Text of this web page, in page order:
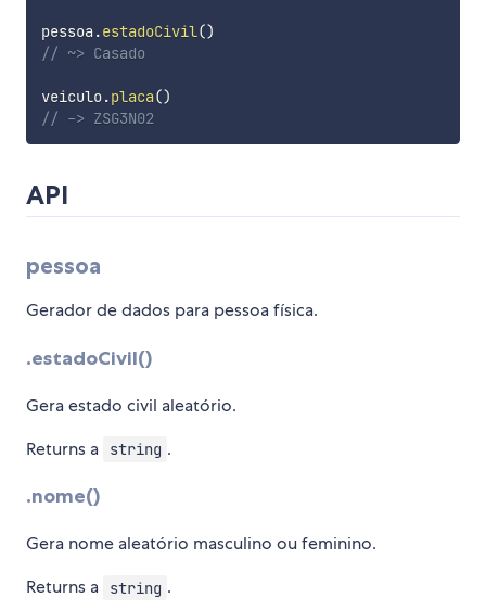
pessoa .estadoCivil()
// ~> Casado
veiculo.placa()
// -> ZSG3N02
API
pessoa
Gerador de dados para pessoa física.
.estadoCivil()
Gera estado civil aleatório.
Returns a
string .
.nome()
Gera nome aleatório masculino ou feminino.
Returns a
string .